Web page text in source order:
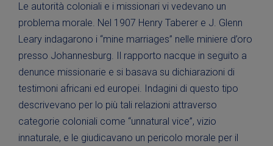
Le autorità coloniali e i missionari vi vedevano un
problema morale. Nel 1907 Henry Taberer e J. Glenn
Leary indagarono i “mine marriages” nelle miniere d’oro
presso Johannesburg. Il rapporto nacque in seguito a
denunce missionarie e si basava su dichiarazioni di
testimoni africani ed europei. Indagini di questo tipo
descrivevano per lo più tali relazioni attraverso
categorie coloniali come “unnatural vice”, vizio
innaturale, e le giudicavano un pericolo morale per il